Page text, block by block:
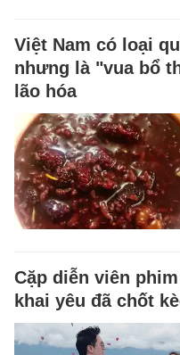
Việt Nam có loại
nhưng là "vua bổ
lão hóa
Cặp diễn viên
khai yêu đã chốt